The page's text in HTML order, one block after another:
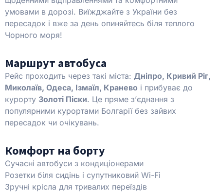
умовами в дорозі. Виїжджайте з України без
пересадок і вже за день опиняйтесь біля теплого
Чорного моря!
Маршрут автобуса
Рейс проходить через такі міста: Дніпро, Кривий Ріг,
Миколаїв, Одеса, Ізмаїл, Кранево і прибуває до
курорту Золоті Піски. Це пряме з’єднання з
популярними курортами Болгарії без зайвих
пересадок чи очікувань.
Комфорт на борту
Сучасні автобуси з кондиціонерами
Розетки біля сидінь і супутниковий Wi-Fi
Зручні крісла для тривалих переїздів